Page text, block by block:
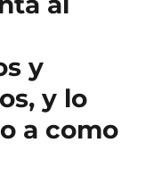
y
y lo
a como